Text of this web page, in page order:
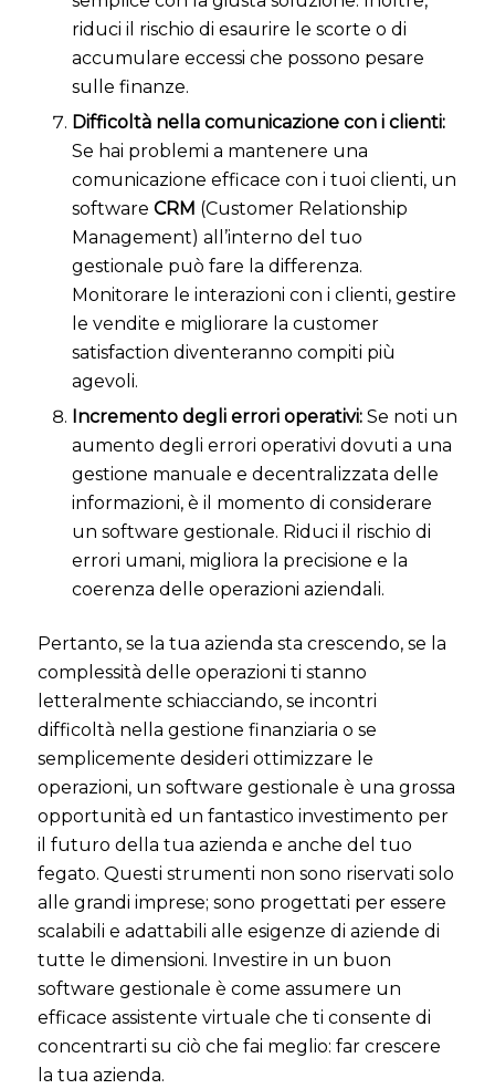
riduci il rischio di esaurire le scorte o di
accumulare eccessi che possono pesare
sulle finanze.
Difficoltà nella comunicazione con i clienti:
Se hai problemi a mantenere una
comunicazione efficace con i tuoi clienti, un
software CRM (Customer Relationship
Management) all’interno del tuo
gestionale può fare la differenza.
Monitorare le interazioni con i clienti, gestire
le vendite e migliorare la customer
satisfaction diventeranno compiti più
agevoli.
Incremento degli errori operativi: Se noti un
aumento degli errori operativi dovuti a una
gestione manuale e decentralizzata delle
informazioni, è il momento di considerare
un software gestionale. Riduci il rischio di
errori umani, migliora la precisione e la
coerenza delle operazioni aziendali.
Pertanto, se la tua azienda sta crescendo, se la
complessità delle operazioni ti stanno
letteralmente schiacciando, se incontri
difficoltà nella gestione finanziaria o se
semplicemente desideri ottimizzare le
operazioni, un software gestionale è una grossa
opportunità ed un fantastico investimento per
il futuro della tua azienda e anche del tuo
fegato. Questi strumenti non sono riservati solo
alle grandi imprese; sono progettati per essere
scalabili e adattabili alle esigenze di aziende di
tutte le dimensioni. Investire in un buon
software gestionale è come assumere un
efficace assistente virtuale che ti consente di
concentrarti su ciò che fai meglio: far crescere
la tua azienda.